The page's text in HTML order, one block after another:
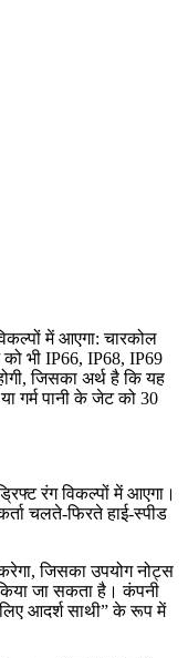
में आएगा: चारकोल
भी IP66, IP68, IP69
जिसका अर्थ है कि यह
गर्म पानी के जेट को 30
रंग विकल्पों में आएगा।
चलते-फिरते हाई-स्पीड
जिसका उपयोग नोट्स
जा सकता है। कंपनी
आदर्श साथी” के रूप में